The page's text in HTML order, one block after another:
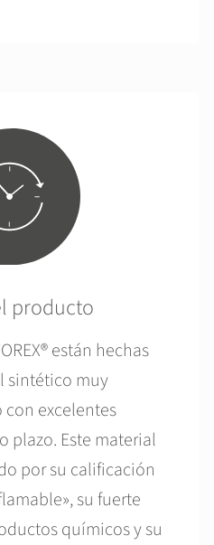
producto
están hechas
sintético muy
excelentes
plazo. Este material
por su calificación
su fuerte
químicos y su